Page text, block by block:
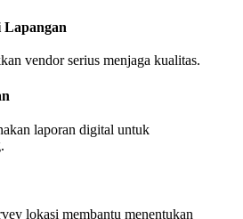
Lapangan
vendor serius menjaga kualitas.
laporan digital untuk
lokasi membantu menentukan